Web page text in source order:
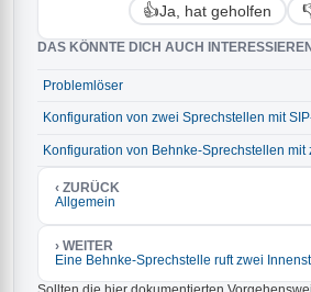
👍Ja, hat geholfen
DAS KÖNNTE DICH AUCH INTERESSIEREN
Problemlöser
‹ ZURÜCK
Allgemein
› WEITER